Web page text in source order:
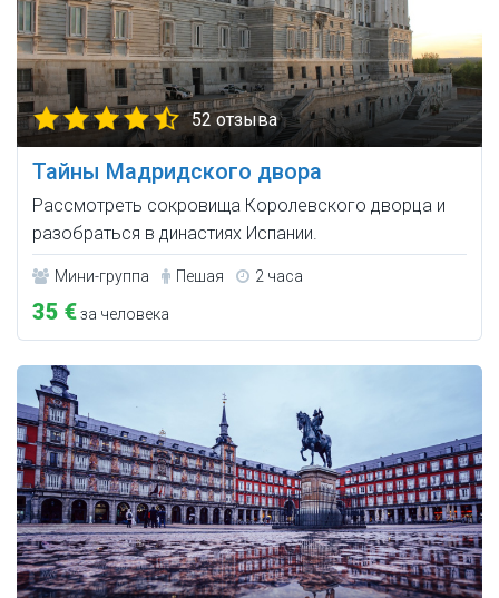
52 отзыва
Тайны Мадридского двора
Рассмотреть сокровища Королевского дворца и
разобраться в династиях Испании.
Мини-группа Пешая 2 часа
35 €за человека